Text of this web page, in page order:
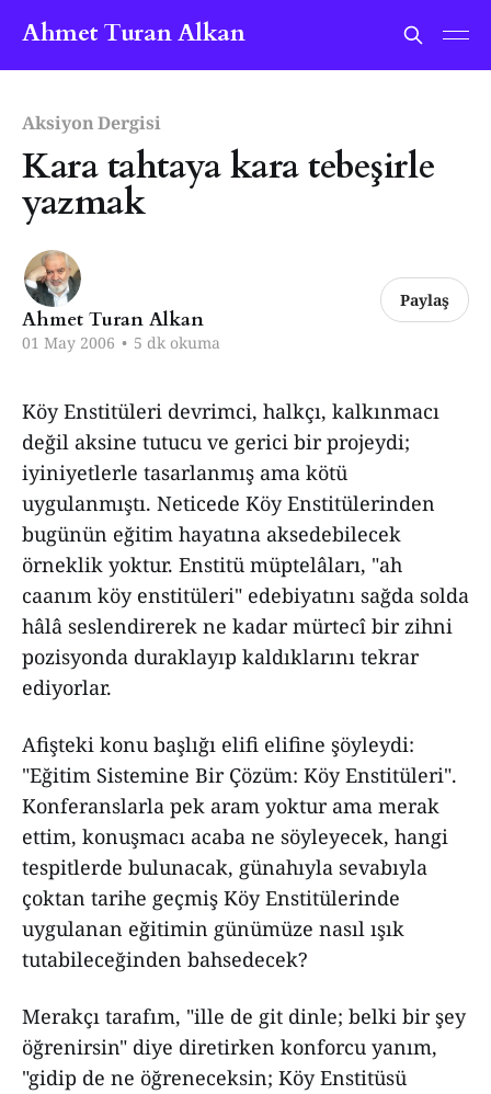
Ahmet Turan Alkan
Aksiyon Dergisi
Kara tahtaya kara tebeşirle
yazmak
Ahmet Turan Alkan
01 May 2006 • 5 dk okuma
Paylaş
Köy Enstitüleri devrimci, halkçı, kalkınmacı
değil aksine tutucu ve gerici bir projeydi;
iyiniyetlerle tasarlanmış ama kötü
uygulanmıştı. Neticede Köy Enstitülerinden
bugünün eğitim hayatına aksedebilecek
örneklik yoktur. Enstitü müptelâları, "ah
caanım köy enstitüleri" edebiyatını sağda solda
hâlâ seslendirerek ne kadar mürtecî bir zihni
pozisyonda duraklayıp kaldıklarını tekrar
ediyorlar.
Afişteki konu başlığı elifi elifine şöyleydi:
"Eğitim Sistemine Bir Çözüm: Köy Enstitüleri".
Konferanslarla pek aram yoktur ama merak
ettim, konuşmacı acaba ne söyleyecek, hangi
tespitlerde bulunacak, günahıyla sevabıyla
çoktan tarihe geçmiş Köy Enstitülerinde
uygulanan eğitimin günümüze nasıl ışık
tutabileceğinden bahsedecek?
Merakçı tarafım, "ille de git dinle; belki bir şey
öğrenirsin" diye diretirken konforcu yanım,
"gidip de ne öğreneceksin; Köy Enstitüsü